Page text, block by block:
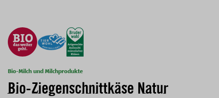
Bio-Milch und Milchprodukte
Bio-Ziegenschnittkäse Natur